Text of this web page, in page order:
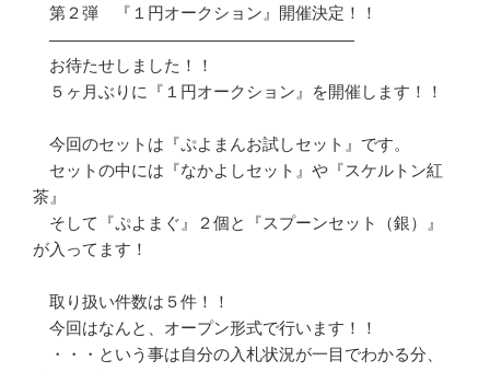
第２弾　『１円オークション』開催決定！！
―――――――――――――――――――――――――――――――
お待たせしました！！
５ヶ月ぶりに『１円オークション』を開催します！！
今回のセットは『ぷよまんお試しセット』です。
セットの中には『なかよしセット』や『スケルトン紅
茶』
そして『ぷよまぐ』２個と『スプーンセット（銀）』
が入ってます！
取り扱い件数は５件！！
今回はなんと、オープン形式で行います！！
・・・という事は自分の入札状況が一目でわかる分、